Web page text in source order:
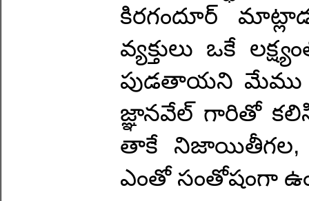
కిరగందూర్
వ్యక్తులు ఒకే
పుడతాయని మేము
జ్ఞానవేల్ గారితో కలిసి
తాకే నిజాయితీగల,
ఎంతో సంతోషంగా